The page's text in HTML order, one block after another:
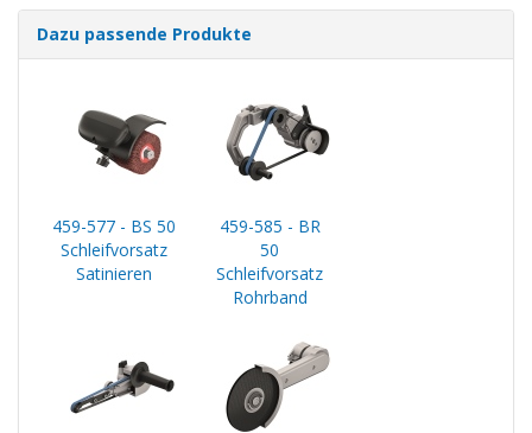
Dazu passende Produkte
459-577 - BS 50
Schleifvorsatz
Satinieren
459-585 - BR
50
Schleifvorsatz
Rohrband